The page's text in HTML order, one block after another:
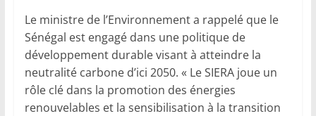
Le ministre de l’Environnement a rappelé que le
Sénégal est engagé dans une politique de
développement durable visant à atteindre la
neutralité carbone d’ici 2050. « Le SIERA joue un
rôle clé dans la promotion des énergies
renouvelables et la sensibilisation à la transition